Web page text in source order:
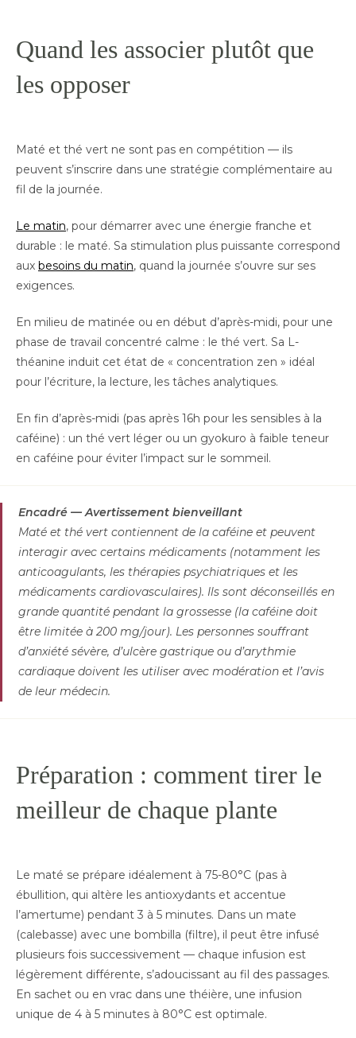
Quand les associer plutôt que
les opposer
Maté et thé vert ne sont pas en compétition — ils
peuvent s’inscrire dans une stratégie complémentaire au
fil de la journée.
Le matin, pour démarrer avec une énergie franche et
durable : le maté. Sa stimulation plus puissante correspond
aux besoins du matin, quand la journée s’ouvre sur ses
exigences.
En milieu de matinée ou en début d’après-midi, pour une
phase de travail concentré calme : le thé vert. Sa L-
théanine induit cet état de « concentration zen » idéal
pour l’écriture, la lecture, les tâches analytiques.
En fin d’après-midi (pas après 16h pour les sensibles à la
caféine) : un thé vert léger ou un gyokuro à faible teneur
en caféine pour éviter l’impact sur le sommeil.
Encadré — Avertissement bienveillant
Maté et thé vert contiennent de la caféine et peuvent
interagir avec certains médicaments (notamment les
anticoagulants, les thérapies psychiatriques et les
médicaments cardiovasculaires). Ils sont déconseillés en
grande quantité pendant la grossesse (la caféine doit
être limitée à 200 mg/jour). Les personnes souffrant
d’anxiété sévère, d’ulcère gastrique ou d’arythmie
cardiaque doivent les utiliser avec modération et l’avis
de leur médecin.
Préparation : comment tirer le
meilleur de chaque plante
Le maté se prépare idéalement à 75-80°C (pas à
ébullition, qui altère les antioxydants et accentue
l’amertume) pendant 3 à 5 minutes. Dans un mate
(calebasse) avec une bombilla (filtre), il peut être infusé
plusieurs fois successivement — chaque infusion est
légèrement différente, s’adoucissant au fil des passages.
En sachet ou en vrac dans une théière, une infusion
unique de 4 à 5 minutes à 80°C est optimale.